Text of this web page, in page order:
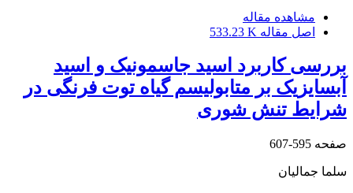
مشاهده مقاله
اصل مقاله 533.23 K
بررسی کاربرد اسید جاسمونیک و اسید
آبسایزیک بر متابولیسم گیاه توت فرنگی در
شرایط تنش شوری
صفحه 595-607
سلما جمالیان